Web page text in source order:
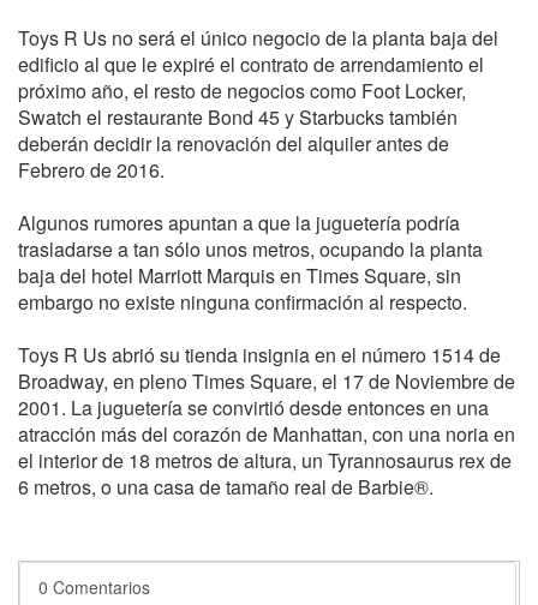
Toys R Us no será el único negocio de la planta baja del
edificio al que le expiré el contrato de arrendamiento el
próximo año, el resto de negocios como Foot Locker,
Swatch el restaurante Bond 45 y Starbucks también
deberán decidir la renovación del alquiler antes de
Febrero de 2016.
Algunos rumores apuntan a que la juguetería podría
trasladarse a tan sólo unos metros, ocupando la planta
baja del hotel Marriott Marquis en Times Square, sin
embargo no existe ninguna confirmación al respecto.
Toys R Us abrió su tienda insignia en el número 1514 de
Broadway, en pleno Times Square, el 17 de Noviembre de
2001. La juguetería se convirtió desde entonces en una
atracción más del corazón de Manhattan, con una noria en
el interior de 18 metros de altura, un Tyrannosaurus rex de
6 metros, o una casa de tamaño real de Barbie®.
0 Comentarios